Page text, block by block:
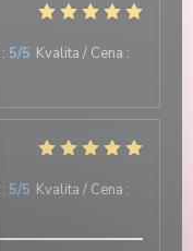
: 5/5 Kvalita / Cena :
: 5/5 Kvalita / Cena :